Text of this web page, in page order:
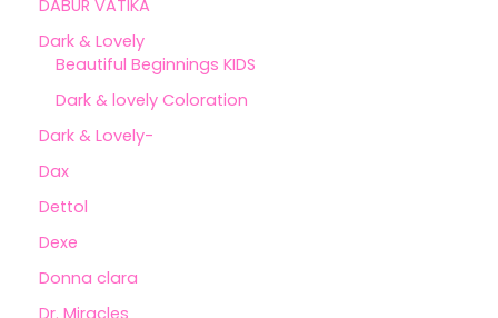
DABUR VATIKA
Dark & Lovely
Beautiful Beginnings KIDS
Dark & lovely Coloration
Dark & Lovely-
Dax
Dettol
Dexe
Donna clara
Dr. Miracles